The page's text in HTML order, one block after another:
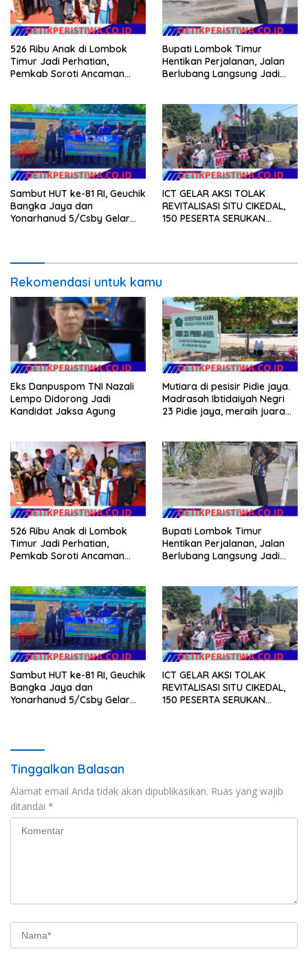
526 Ribu Anak di Lombok
Timur Jadi Perhatian,
Pemkab Soroti Ancaman
Bupati Lombok Timur
Hentikan Perjalanan, Jalan
Berlubang Langsung Jadi
Sambut HUT ke-81 RI, Geuchik
Bangka Jaya dan
Yonarhanud 5/Csby Gelar
ICT GELAR AKSI TOLAK
REVITALISASI SITU CIKEDAL,
150 PESERTA SERUKAN
Rekomendasi untuk kamu
Eks Danpuspom TNI Nazali
Lempo Didorong Jadi
Kandidat Jaksa Agung
Mutiara di pesisir Pidie jaya.
Madrasah Ibtidaiyah Negri
23 Pidie jaya, meraih juara
526 Ribu Anak di Lombok
Timur Jadi Perhatian,
Pemkab Soroti Ancaman
Bupati Lombok Timur
Hentikan Perjalanan, Jalan
Berlubang Langsung Jadi
Sambut HUT ke-81 RI, Geuchik
Bangka Jaya dan
Yonarhanud 5/Csby Gelar
ICT GELAR AKSI TOLAK
REVITALISASI SITU CIKEDAL,
150 PESERTA SERUKAN
Tinggalkan Balasan
Alamat email Anda tidak akan dipublikasikan. Ruas yang wajib
ditandai *